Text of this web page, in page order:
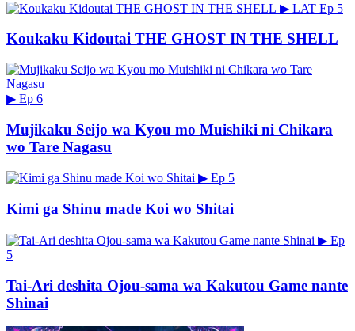
▶ LAT Ep 5
Koukaku Kidoutai THE GHOST IN THE SHELL
▶ Ep 6
Mujikaku Seijo wa Kyou mo Muishiki ni Chikara
wo Tare Nagasu
▶ Ep 5
Kimi ga Shinu made Koi wo Shitai
▶ Ep
5
Tai-Ari deshita Ojou-sama wa Kakutou Game nante
Shinai